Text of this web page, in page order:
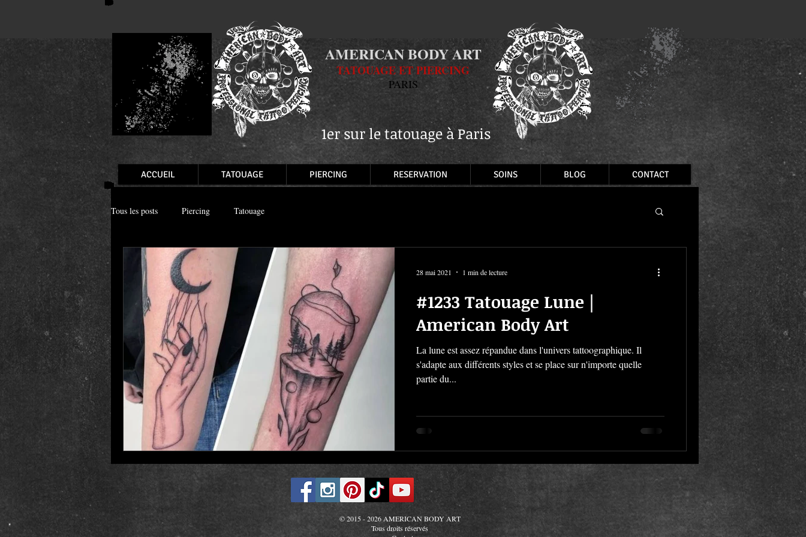
AMERICAN BODY ART
TATOUAGE ET PIERCING
PARIS
1er sur le tatouage à Paris
ACCUEIL TATOUAGE PIERCING RESERVATION SOINS BLOG CONTACT
Tous les posts Piercing Tatouage
#1233 Tatouage Lune |
American Body Art
La lune est assez répandue dans l'univers tattoographique. Il
s'adapte aux différents styles et se place sur n'importe quelle
partie du...
28 mai 2021 1 min de lecture
© 2015 - 2026 AMERICAN BODY ART
Tous droits réservés